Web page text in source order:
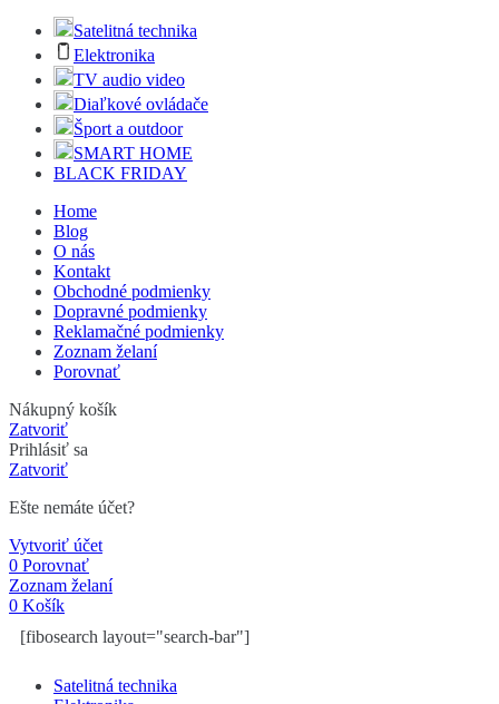
Satelitná technika
Elektronika
TV audio video
Diaľkové ovládače
Šport a outdoor
SMART HOME
BLACK FRIDAY
Home
Blog
O nás
Kontakt
Obchodné podmienky
Dopravné podmienky
Reklamačné podmienky
Zoznam želaní
Porovnať
Nákupný košík
Zatvoriť
Prihlásiť sa
Zatvoriť
Ešte nemáte účet?
Vytvoriť účet
0 Porovnať
Zoznam želaní
0 Košík
[fibosearch layout="search-bar"]
Satelitná technika